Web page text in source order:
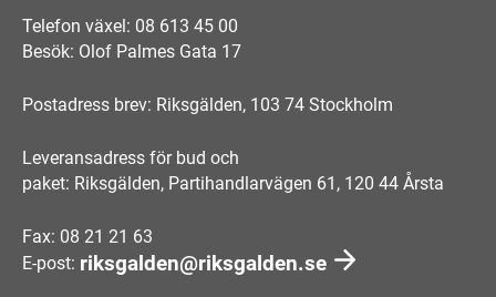
Telefon växel: 08 613 45 00
Besök: Olof Palmes Gata 17
Postadress brev: Riksgälden, 103 74 Stockholm
Leveransadress för bud och
paket: Riksgälden, Partihandlarvägen 61, 120 44 Årsta
Fax: 08 21 21 63
E-post: riksgalden@riksgalden.se